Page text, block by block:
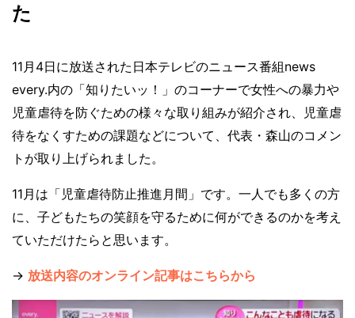
た
11月4日に放送された日本テレビのニュース番組news
every.内の「知りたいッ！」のコーナーで女性への暴力や
児童虐待を防ぐための様々な取り組みが紹介され、児童虐
待をなくすための課題などについて、代表・森山のコメン
トが取り上げられました。
11月は「児童虐待防止推進月間」です。一人でも多くの方
に、子どもたちの笑顔を守るために何ができるのかを考え
ていただけたらと思います。
→ 放送内容のオンライン記事はこちらから